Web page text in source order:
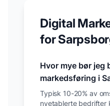
Digital
for
Hvor mye bør jeg
markedsføring i
Typisk 10-20% av
nyetablerte bedrifter